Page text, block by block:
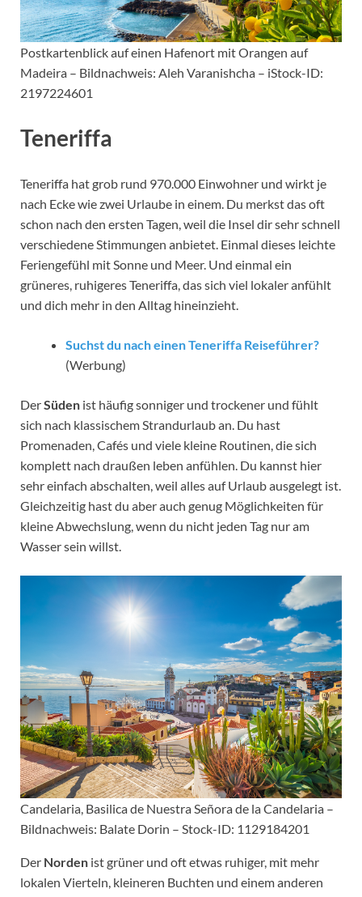
Postkartenblick auf einen Hafenort mit Orangen auf
Madeira – Bildnachweis: Aleh Varanishcha – iStock-ID:
2197224601
Teneriffa
Teneriffa hat grob rund 970.000 Einwohner und wirkt je
nach Ecke wie zwei Urlaube in einem. Du merkst das oft
schon nach den ersten Tagen, weil die Insel dir sehr schnell
verschiedene Stimmungen anbietet. Einmal dieses leichte
Feriengefühl mit Sonne und Meer. Und einmal ein
grüneres, ruhigeres Teneriffa, das sich viel lokaler anfühlt
und dich mehr in den Alltag hineinzieht.
Suchst du nach einen Teneriffa Reiseführer?
(Werbung)
DerSüden ist häufig sonniger und trockener und fühlt
sich nach klassischem Strandurlaub an. Du hast
Promenaden, Cafés und viele kleine Routinen, die sich
komplett nach draußen leben anfühlen. Du kannst hier
sehr einfach abschalten, weil alles auf Urlaub ausgelegt ist.
Gleichzeitig hast du aber auch genug Möglichkeiten für
kleine Abwechslung, wenn du nicht jeden Tag nur am
Wasser sein willst.
Candelaria, Basilica de Nuestra Señora de la Candelaria –
Bildnachweis: Balate Dorin – Stock-ID: 1129184201
Der Norden ist grüner und oft etwas ruhiger, mit mehr
lokalen Vierteln, kleineren Buchten und einem anderen